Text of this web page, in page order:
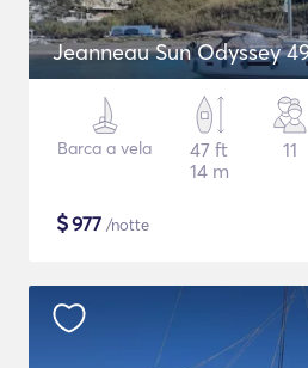
Jeanneau Sun Odyssey
Barca a vela
47 ft
14 m
11
$977 /notte